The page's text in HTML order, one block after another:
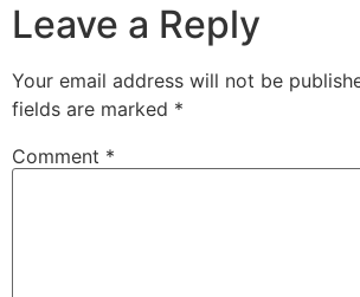
Leave a Reply
Your email address will not be
fields are marked *
Comment *